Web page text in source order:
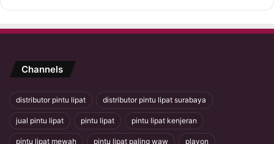
Channels
distributor pintu lipat distributor pintu lipat surabaya
jual pintu lipat pintu lipat pintu lipat kenjeran
pintu lipat mewah pintu lipat paling waw plavon